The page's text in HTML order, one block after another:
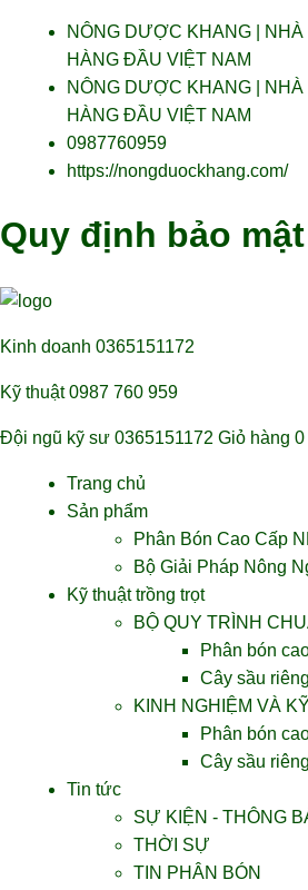
NÔNG DƯỢC KHANG | NHÀ
HÀNG ĐẦU VIỆT NAM
NÔNG DƯỢC KHANG | NHÀ
HÀNG ĐẦU VIỆT NAM
0987760959
https://nongduockhang.com/
Quy định bảo
Kinh doanh 0365151172
Kỹ thuật0987 760 959
Đội ngũ kỹ sư 0365151172 Giỏ hàng 0
Trang chủ
Sản phẩm
Phân Bón Cao Cấp
Bộ Giải Pháp Nông
Kỹ thuật trồng trọt
BỘ QUY TRÌNH
Phân bón
Cây sầu riêng
KINH NGHIỆM VÀ
Phân bón
Cây sầu riêng
Tin tức
SỰ KIỆN - THÔNG
THỜI SỰ
TIN PHÂN BÓN